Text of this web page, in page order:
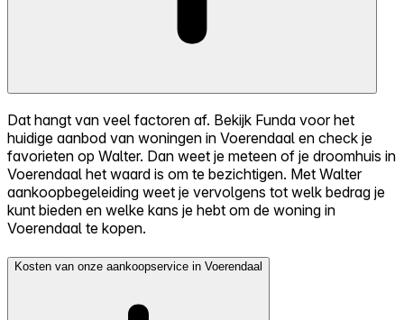
Dat hangt van veel factoren af. Bekijk Funda voor het
huidige aanbod van woningen in Voerendaal en check je
favorieten op Walter. Dan weet je meteen of je droomhuis in
Voerendaal het waard is om te bezichtigen. Met Walter
aankoopbegeleiding weet je vervolgens tot welk bedrag je
kunt bieden en welke kans je hebt om de woning in
Voerendaal te kopen.
Kosten van onze aankoopservice in Voerendaal